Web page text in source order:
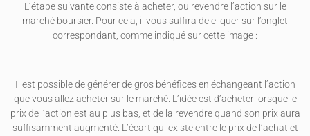
L’étape suivante consiste à acheter, ou revendre l’action sur le
marché boursier. Pour cela, il vous suffira de cliquer sur l’onglet
correspondant, comme indiqué sur cette image :
Il est possible de générer de gros bénéfices en échangeant l’action
que vous allez acheter sur le marché. L’idée est d’acheter lorsque le
prix de l’action est au plus bas, et de la revendre quand son prix aura
suffisamment augmenté. L’écart qui existe entre le prix de l’achat et